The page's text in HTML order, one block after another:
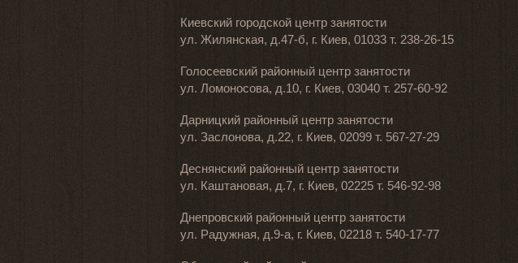
Киевский городской центр занятости
ул. Жилянская, д.47-б, г. Киев, 01033 т. 238-26-15
Голосеевский районный центр занятости
ул. Ломоносова, д.10, г. Киев, 03040 т. 257-60-92
Дарницкий районный центр занятости
ул. Заслонова, д.22, г. Киев, 02099 т. 567-27-29
Деснянский районный центр занятости
ул. Каштановая, д.7, г. Киев, 02225 т. 546-92-98
Днепровский районный центр занятости
ул. Радужная, д.9-а, г. Киев, 02218 т. 540-17-77